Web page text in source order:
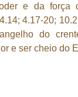
e da força
4.17-20;
do
e ser cheio do